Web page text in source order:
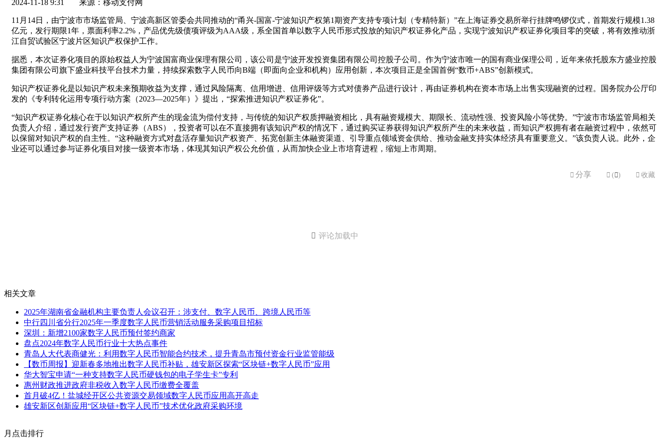
2024-11-18 9:31 来源：移动支付网
11月14日，由宁波市市场监管局、宁波高新区管委会共同推动的“甬兴-国富-宁波知识产权第1期资产支持专项计划（专精特新）”在上海证券交易所举行挂牌鸣锣仪式，首期发行规模1.38
亿元，发行期限1年，票面利率2.2%，产品优先级债项评级为AAA级，系全国首单以数字人民币形式投放的知识产权证券化产品，实现宁波知识产权证券化项目零的突破，将有效推动浙
江自贸试验区宁波片区知识产权保护工作。
据悉，本次证券化项目的原始权益人为宁波国富商业保理有限公司，该公司是宁波开发投资集团有限公司控股子公司。作为宁波市唯一的国有商业保理公司，近年来依托股东方盛业控股
集团有限公司旗下盛业科技平台技术力量，持续探索数字人民币向B端（即面向企业和机构）应用创新，本次项目正是全国首例“数币+ABS”创新模式。
知识产权证券化是以知识产权未来预期收益为支撑，通过风险隔离、信用增进、信用评级等方式对债券产品进行设计，再由证券机构在资本市场上出售实现融资的过程。国务院办公厅印
发的《专利转化运用专项行动方案（2023—2025年）》提出，“探索推进知识产权证券化”。
“知识产权证券化核心在于以知识产权所产生的现金流为偿付支持，与传统的知识产权质押融资相比，具有融资规模大、期限长、流动性强、投资风险小等优势。”宁波市市场监管局相关
负责人介绍，通过发行资产支持证券（ABS），投资者可以在不直接拥有该知识产权的情况下，通过购买证券获得知识产权所产生的未来收益，而知识产权拥有者在融资过程中，依然可
以保留对知识产权的自主性。“这种融资方式对盘活存量知识产权资产、拓宽创新主体融资渠道、引导重点领域资金供给、推动金融支持实体经济具有重要意义。”该负责人说。此外，企
业还可以通过参与证券化项目对接一级资本市场，体现其知识产权公允价值，从而加快企业上市培育进程，缩短上市周期。
 分享  ( )  收藏
 评论加载中
相关文章
2025年湖南省金融机构主要负责人会议召开：涉支付、数字人民币、跨境人民币等
中行四川省分行2025年一季度数字人民币营销活动服务采购项目招标
深圳：新增2100家数字人民币预付签约商家
盘点2024年数字人民币行业十大热点事件
青岛人大代表商健光：利用数字人民币智能合约技术，提升青岛市预付资金行业监管能级
【数币周报】迎新春多地推出数字人民币补贴，雄安新区探索“区块链+数字人民币”应用
华大智宝申请“一种支持数字人民币硬钱包的电子学生卡”专利
惠州财政推进政府非税收入数字人民币缴费全覆盖
首月破4亿！盐城经开区公共资源交易领域数字人民币应用高开高走
雄安新区创新应用“区块链+数字人民币”技术优化政府采购环境
月点击排行